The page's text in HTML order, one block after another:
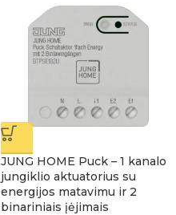
JUNG HOME Puck – 1 kanalo
jungiklio aktuatorius su
energijos matavimu ir 2
binariniais įėjimais